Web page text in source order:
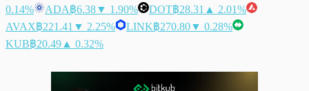
0.14%
ADA฿6.38▼ 1.90% DOT฿28.31 ▲ 2.01%
AVAX฿221.41 ▼ 2.25% LINK฿270.80▼ 0.28%
KUB฿20.49 ▲ 0.32%